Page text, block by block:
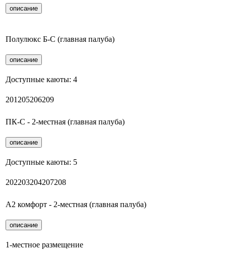
описание
Полулюкс Б-С (главная палуба)
описание
Доступные каюты: 4
201 205206209
ПК-С - 2-местная (главная палуба)
описание
Доступные каюты: 5
202203204207208
А2 комфорт - 2-местная (главная палуба)
описание
1-местное размещение